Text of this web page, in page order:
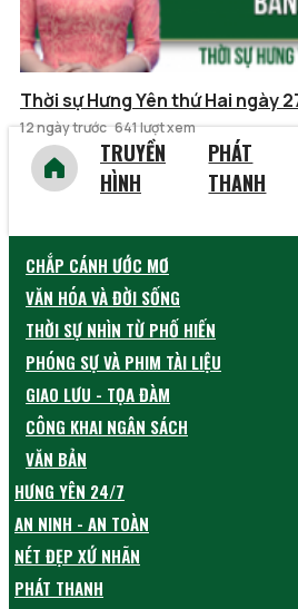
Thời sự Hưng Yên thứ Hai ngày
12 ngày trước 641 lượt xem
TRUYỀN
HÌNH
PHÁT
THANH
CHẮP CÁNH ƯỚC MƠ
VĂN HÓA VÀ ĐỜI SỐNG
THỜI SỰ NHÌN TỪ PHỐ HIẾN
PHÓNG SỰ VÀ PHIM TÀI LIỆU
GIAO LƯU - TỌA ĐÀM
CÔNG KHAI NGÂN SÁCH
VĂN BẢN
HƯNG YÊN 24/7
AN NINH - AN TOÀN
NÉT ĐẸP XỨ NHÃN
PHÁT THANH